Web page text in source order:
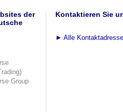
der
Group
Kontaktieren Sie
► Alle